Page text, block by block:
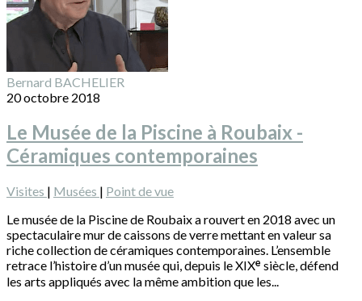
Bernard BACHELIER
20 octobre 2018
Le Musée de la Piscine à Roubaix -
Céramiques contemporaines
Visites | Musées | Point de vue
Le musée de la Piscine de Roubaix a rouvert en 2018 avec un
spectaculaire mur de caissons de verre mettant en valeur sa
riche collection de céramiques contemporaines. L’ensemble
retrace l’histoire d’un musée qui, depuis le XIXᵉ siècle, défend
les arts appliqués avec la même ambition que les...